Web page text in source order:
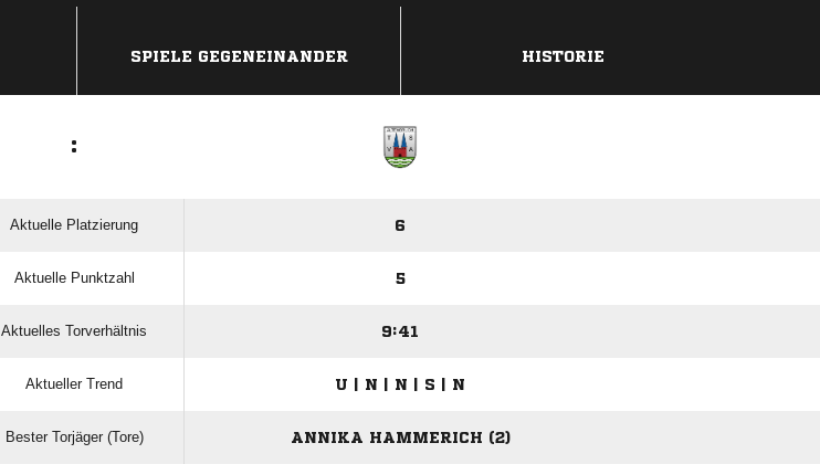
SPIELE GEGENEINANDER HISTORIE
:
Aktuelle Platzierung 6
Aktuelle Punktzahl 5
Aktuelles Torverhältnis 9:41
Aktueller Trend U | N | N | S | N
Bester Torjäger (Tore) ANNIKA HAMMERICH (2)